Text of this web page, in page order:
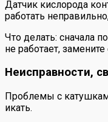
Датчик кислорода
работать
Что делать: сначала
не работает,
Неисправности,
Проблемы с
икать.